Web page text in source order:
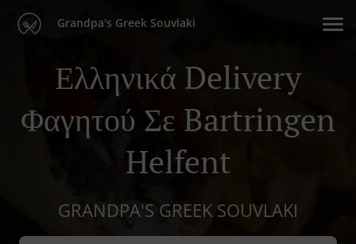
Grandpa's Greek Souvlaki
Ελληνικά Delivery
Φαγητού Σε Bartringen
Helfent
GRANDPA'S GREEK SOUVLAKI